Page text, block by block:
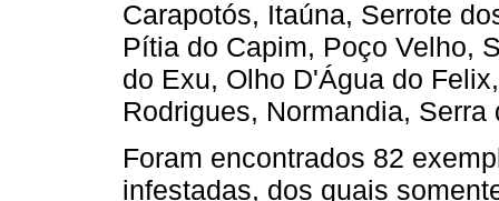
Carapotós, Itaúna, Serrote
Pítia do Capim, Poço Velho,
do Exu, Olho D'Água do
Rodrigues, Normandia,
Foram encontrados 82
infestadas, dos quais